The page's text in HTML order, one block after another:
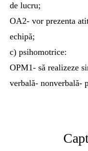
de lucru;
OA2- vor prezenta
echipă;
c) psihomotrice:
OPM1- să realizeze
verbală- nonverbală-